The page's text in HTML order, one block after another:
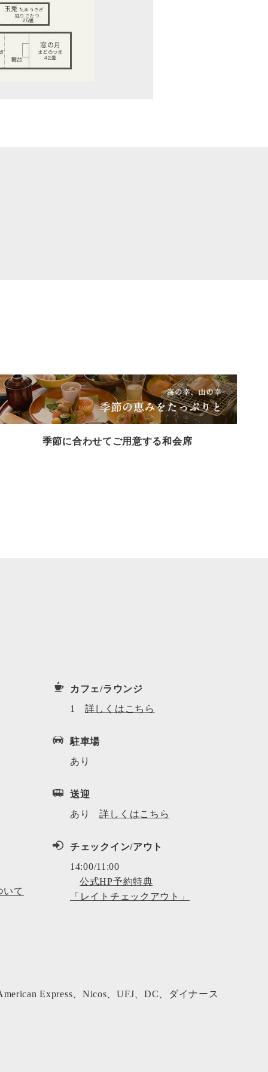
季節に合わせてご用意する和会席
カフェ/ラウンジ
1
詳しくはこちら
駐車場
あり
送迎
あり
詳しくはこちら
いて
チェックイン/アウト
14:00/11:00
公式HP予約特典
「レイトチェックアウト」
Express、Nicos、UFJ、DC、ダイナース